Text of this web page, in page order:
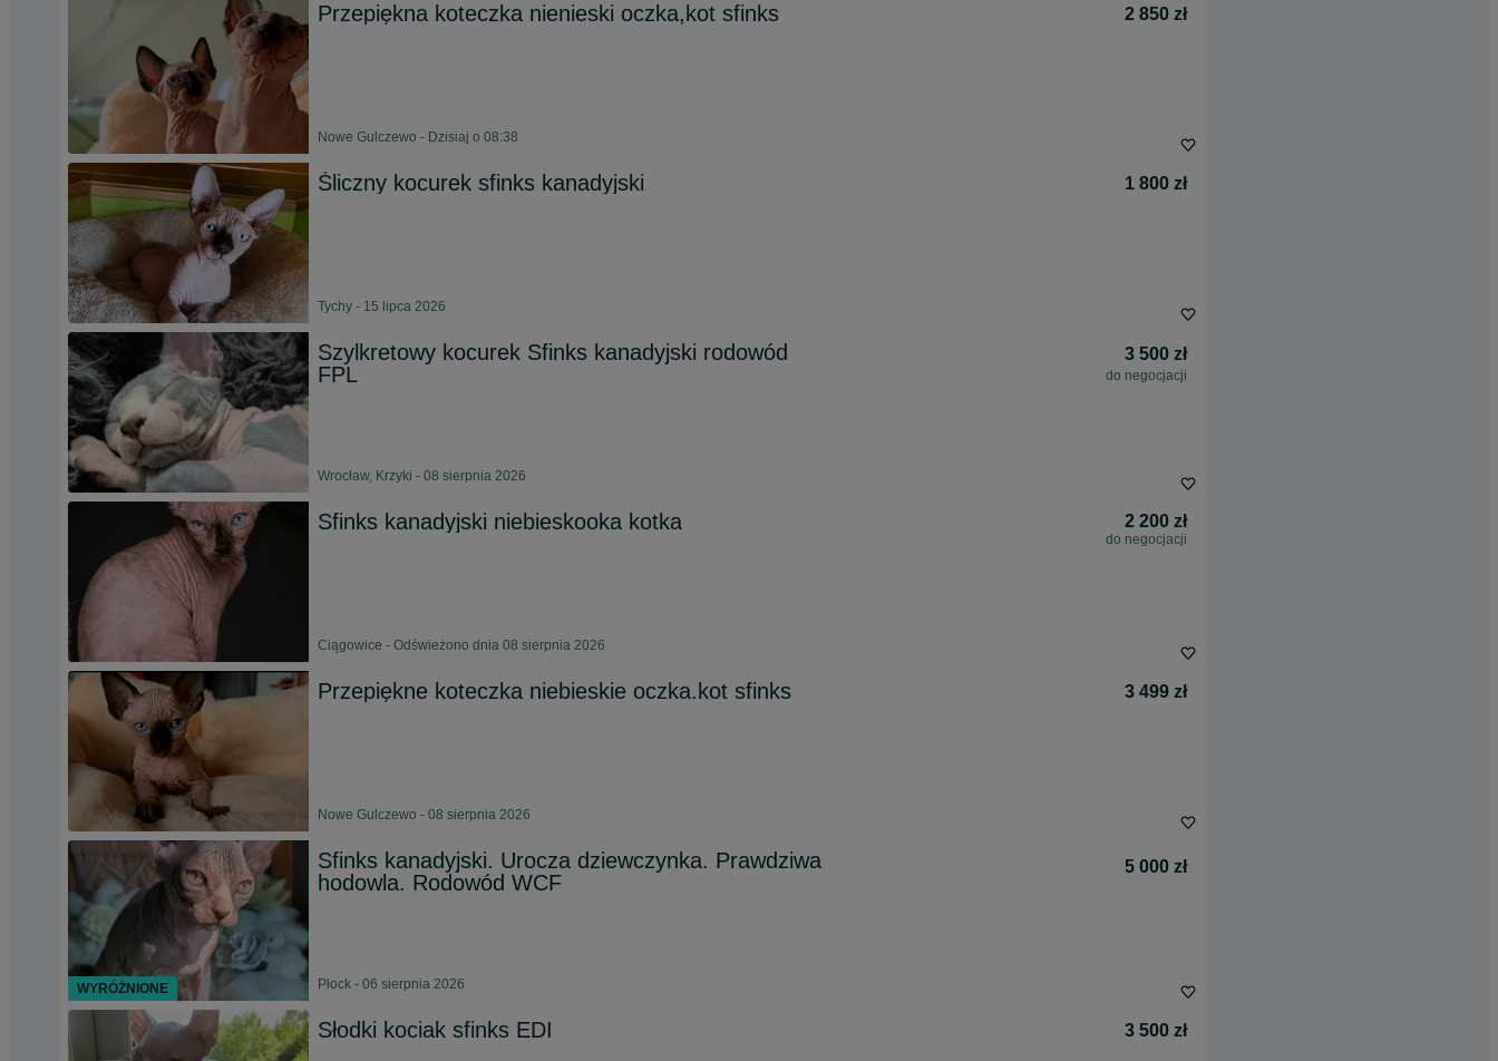
Przepiękna koteczka nienieski oczka,kot sfinks 2 850 zł
Nowe Gulczewo - Dzisiaj o 08:38
Śliczny kocurek sfinks kanadyjski 1 800 zł
Tychy - 15 lipca 2026
Szylkretowy kocurek Sfinks kanadyjski rodowód
FPL
3 500 zł
do negocjacji
Wrocław, Krzyki - 08 sierpnia 2026
Sfinks kanadyjski niebieskooka kotka 2 200 zł
do negocjacji
Ciągowice - Odświeżono dnia 08 sierpnia 2026
Przepiękne koteczka niebieskie oczka.kot sfinks 3 499 zł
Nowe Gulczewo - 08 sierpnia 2026
Sfinks kanadyjski. Urocza dziewczynka. Prawdziwa
hodowla. Rodowód WCF
5 000 zł
Płock - 06 sierpnia 2026
Słodki kociak sfinks EDI 3 500 zł
WYRÓŻNIONE